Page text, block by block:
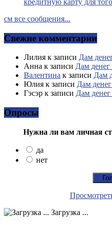
см все сообщения...
Свежие комментарии
Лилия к записи Дам
Анна к записи Дам денег
Валентина к записи Дам
Юлия к записи Дам денег
Гэсэр к записи Дам денег
Опросы
Нужна ли вам личная
да
нет
Загрузка ...